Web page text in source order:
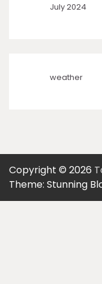
July 2024
weather
Copyright © 2026
Theme: Stunning